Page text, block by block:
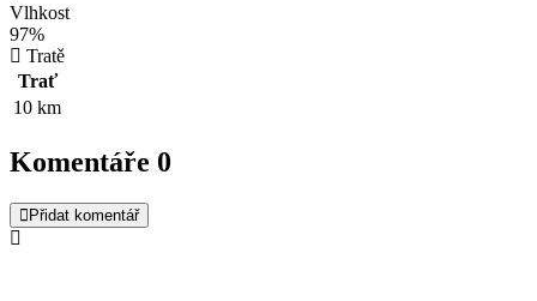
Vlhkost
97%
Tratě
Trať
10 km
Komentáře 0
Přidat komentář